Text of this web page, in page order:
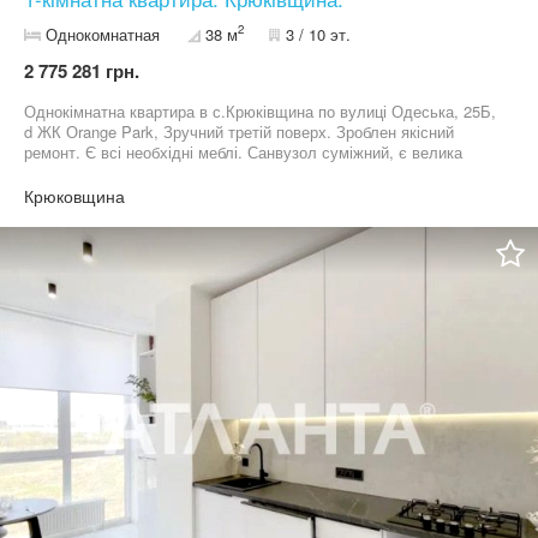
Однокомнатная 38 м2 3 / 10 эт.
2 775 281 грн.
Однокімнатна квартира в с.Крюківщина по вулиці Одеська, 25Б,
d ЖК Оrange Park, Зручний третій поверх. Зроблен якісний
ремонт. Є всі необхідні меблі. Санвузол суміжний, є велика
охороною та відеоспостереженням. Є укриття. В дворі будинку є
дитячий майданчик та зони відпочинку. Розвинена
інфраструктура. Поруч є супермаркети, дитячий садок, школа,
парк, озеро та зупинка транспорту. Телефонуйте в зручний для
вас час! Код об'єкта: k54`388683`34. АН "Атланта". Більше
інформації та світлин за посиланням:
https://www.atlanta.ua/kiev/object/1komnatnye/388683
Крюковщина